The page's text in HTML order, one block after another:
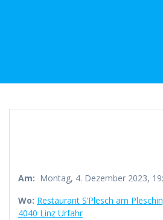
Am: Montag, 4. Dezember 2023,
Wo: Restaurant S’Plesch am
4040 Linz Urfahr